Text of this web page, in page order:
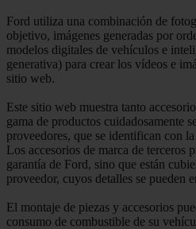
Ford utiliza una combinación de
objetivo, imágenes generadas por
modelos digitales de vehículos e
generativa) para crear los vídeos e
sitio web.
Este sitio web muestra tanto
gama de productos cuidadosamente
proveedores, que se identifican con
Los accesorios de marca de terceros
garantía de Ford, sino que están
proveedor, cuyos detalles se pueden
El montaje de piezas y accesorios
consumo de combustible de su